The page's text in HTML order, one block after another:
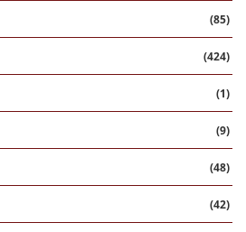
(85)
(424)
(1)
(9)
(48)
(42)